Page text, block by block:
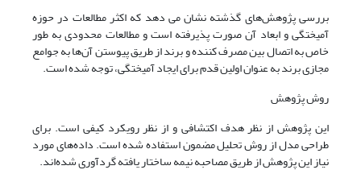
بررسی پژوهش‌های گذشته نشان می دهد که اکثر مطالعات در حوزه
آمیختگی و ابعاد آن صورت پذیرفته است و مطالعات محدودی به طور
خاص به اتصال بین مصرف کننده و برند از طریق پیوستن آن‌ها به جوامع
مجازی برند به عنوان اولین قدم برای ایجاد آمیختگی، توجه شده است.
روش پژوهش
این پژوهش از نظر هدف اکتشافی و از نظر رویکرد کیفی است. برای
طراحی مدل از روش تحلیل مضمون استفاده شده است. داده‌های مورد
نیاز این پژوهش از طریق مصاحبه نیمه ساختار یافته گردآوری شده‌اند.